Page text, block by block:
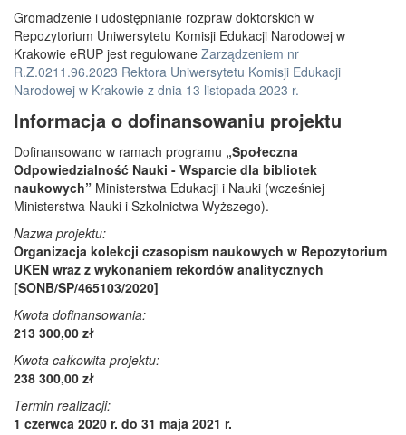
Gromadzenie i udostępnianie rozpraw doktorskich w
Repozytorium Uniwersytetu Komisji Edukacji Narodowej w
Krakowie eRUP jest regulowane Zarządzeniem nr
R.Z.0211.96.2023 Rektora Uniwersytetu Komisji Edukacji
Narodowej w Krakowie z dnia 13 listopada 2023 r.
Informacja o dofinansowaniu projektu
Dofinansowano w ramach programu „Społeczna
Odpowiedzialność Nauki - Wsparcie dla bibliotek
naukowych” Ministerstwa Edukacji i Nauki (wcześniej
Ministerstwa Nauki i Szkolnictwa Wyższego).
Nazwa projektu:
Organizacja kolekcji czasopism naukowych w Repozytorium
UKEN wraz z wykonaniem rekordów analitycznych
[SONB/SP/465103/2020]
Kwota dofinansowania:
213 300,00 zł
Kwota całkowita projektu:
238 300,00 zł
Termin realizacji:
1 czerwca 2020 r. do 31 maja 2021 r.